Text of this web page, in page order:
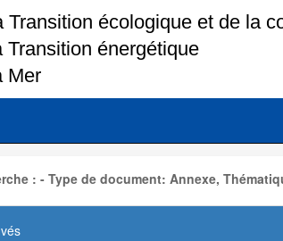
: - Type de document: Annexe,